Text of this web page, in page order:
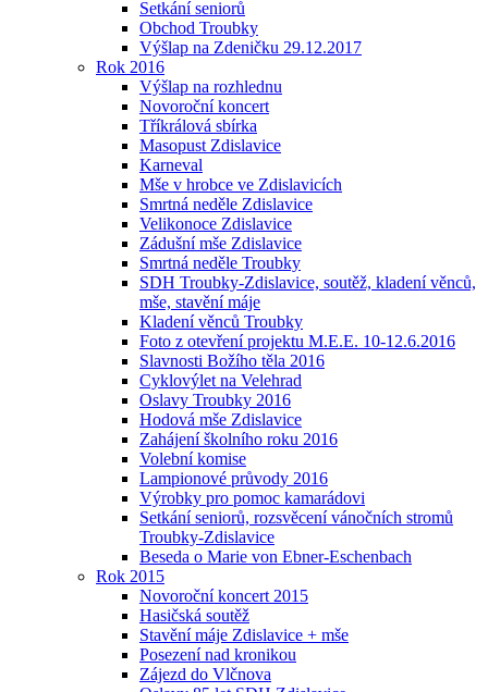
Setkání seniorů
Obchod Troubky
Výšlap na Zdeničku 29.12.2017
Rok 2016
Výšlap na rozhlednu
Novoroční koncert
Tříkrálová sbírka
Masopust Zdislavice
Karneval
Mše v hrobce ve Zdislavicích
Smrtná neděle Zdislavice
Velikonoce Zdislavice
Zádušní mše Zdislavice
Smrtná neděle Troubky
SDH Troubky-Zdislavice, soutěž, kladení věnců,
mše, stavění máje
Kladení věnců Troubky
Foto z otevření projektu M.E.E. 10-12.6.2016
Slavnosti Božího těla 2016
Cyklovýlet na Velehrad
Oslavy Troubky 2016
Hodová mše Zdislavice
Zahájení školního roku 2016
Volební komise
Lampionové průvody 2016
Výrobky pro pomoc kamarádovi
Setkání seniorů, rozsvěcení vánočních stromů
Troubky-Zdislavice
Beseda o Marie von Ebner-Eschenbach
Rok 2015
Novoroční koncert 2015
Hasičská soutěž
Stavění máje Zdislavice + mše
Posezení nad kronikou
Zájezd do Vlčnova